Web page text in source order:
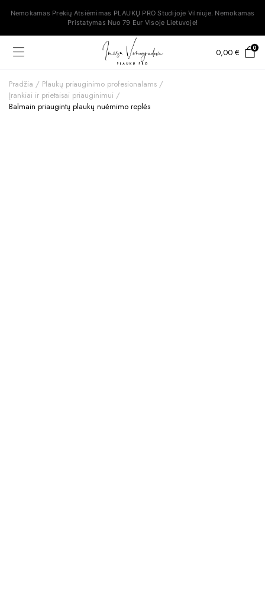
Nemokamas Prekių Atsiėmimas PLAUKŲ PRO Studijoje Vilniuje. Nemokamas
Pristatymas Nuo 79 Eur Visoje Lietuvoje!
0,00 € 0
Pradžia
Plaukų priauginimo profesionalams
Įrankiai ir prietaisai priauginimui
Balmain priaugintų plaukų nuėmimo replės